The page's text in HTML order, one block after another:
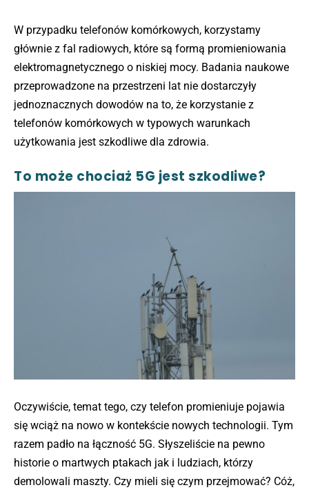
W przypadku telefonów komórkowych, korzystamy
głównie z fal radiowych, które są formą promieniowania
elektromagnetycznego o niskiej mocy. Badania naukowe
przeprowadzone na przestrzeni lat nie dostarczyły
jednoznacznych dowodów na to, że korzystanie z
telefonów komórkowych w typowych warunkach
użytkowania jest szkodliwe dla zdrowia.
To może chociaż 5G jest szkodliwe?
Oczywiście, temat tego, czy telefon promieniuje pojawia
się wciąż na nowo w kontekście nowych technologii. Tym
razem padło na łączność 5G. Słyszeliście na pewno
historie o martwych ptakach jak i ludziach, którzy
demolowali maszty. Czy mieli się czym przejmować? Cóż,